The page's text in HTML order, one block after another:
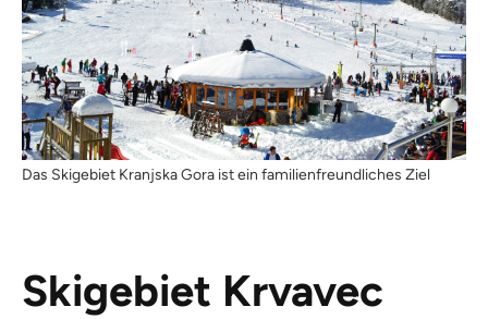
Das Skigebiet Kranjska Gora ist ein familienfreundliches Ziel
Skigebiet Krvavec